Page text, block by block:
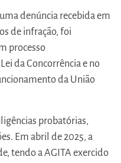
denúncia recebida em
de infração, foi
processo
da Concorrência e no
da União
probatórias,
Em abril de 2025, a
tendo a AGITA exercido